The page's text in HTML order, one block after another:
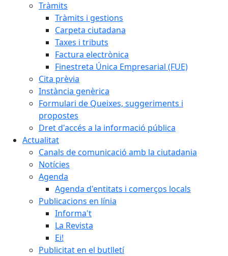
Tràmits
Tràmits i gestions
Carpeta ciutadana
Taxes i tributs
Factura electrònica
Finestreta Única Empresarial (FUE)
Cita prèvia
Instància genèrica
Formulari de Queixes, suggeriments i
propostes
Dret d'accés a la informació pública
Actualitat
Canals de comunicació amb la ciutadania
Notícies
Agenda
Agenda d'entitats i comerços locals
Publicacions en línia
Informa't
La Revista
Ei!
Publicitat en el butlletí